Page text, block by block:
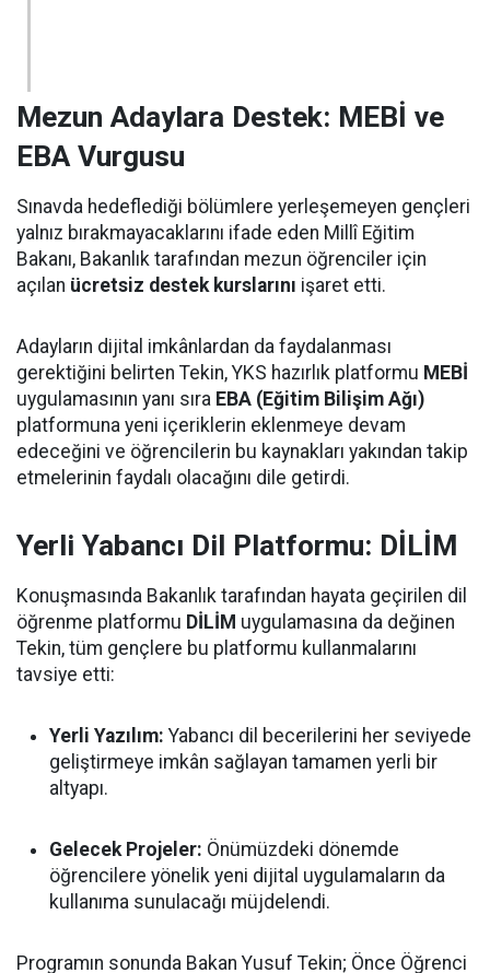
Mezun Adaylara Destek: MEBİ ve
EBA Vurgusu
Sınavda hedeflediği bölümlere yerleşemeyen gençleri
yalnız bırakmayacaklarını ifade eden Millî Eğitim
Bakanı, Bakanlık tarafından mezun öğrenciler için
açılan ücretsiz destek kurslarını işaret etti.
Adayların dijital imkânlardan da faydalanması
gerektiğini belirten Tekin, YKS hazırlık platformu MEBİ
uygulamasının yanı sıra EBA (Eğitim Bilişim Ağı)
platformuna yeni içeriklerin eklenmeye devam
edeceğini ve öğrencilerin bu kaynakları yakından takip
etmelerinin faydalı olacağını dile getirdi.
Yerli Yabancı Dil Platformu: DİLİM
Konuşmasında Bakanlık tarafından hayata geçirilen dil
öğrenme platformu DİLİM uygulamasına da değinen
Tekin, tüm gençlere bu platformu kullanmalarını
tavsiye etti:
Yerli Yazılım: Yabancı dil becerilerini her seviyede
geliştirmeye imkân sağlayan tamamen yerli bir
altyapı.
Gelecek Projeler: Önümüzdeki dönemde
öğrencilere yönelik yeni dijital uygulamaların da
kullanıma sunulacağı müjdelendi.
Programın sonunda Bakan Yusuf Tekin; Önce Öğrenci